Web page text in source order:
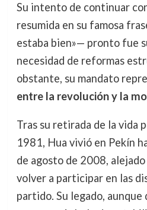
Su intento de continuar
resumida en su famosa
estaba bien»— pronto fue
necesidad de reformas
obstante, su mandato
entre la revolución y la
Tras su retirada de la vida
1981, Hua vivió en Pekín
de agosto de 2008,
volver a participar en las
partido. Su legado,